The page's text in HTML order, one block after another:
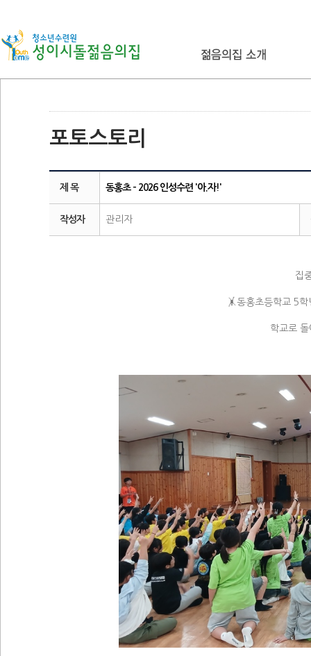
포토스토리
제 목 동홍초 - 2026 인성수련 '아.자!'
작성자 관리자
집
🤸‍동홍초등학교 5
학교로